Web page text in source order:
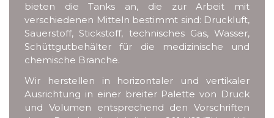
bieten die Tanks an, die zur Arbeit mit
verschiedenen Mitteln bestimmt sind: Druckluft,
Sauerstoff, Stickstoff, technisches Gas, Wasser,
Schüttgutbehälter für die medizinische und
chemische Branche.
Wir herstellen in horizontaler und vertikaler
Ausrichtung in einer breiter Palette von Druck
und Volumen entsprechend den Vorschriften